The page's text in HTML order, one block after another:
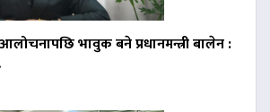
भावुक बने प्रधानमन्त्री बालेन :